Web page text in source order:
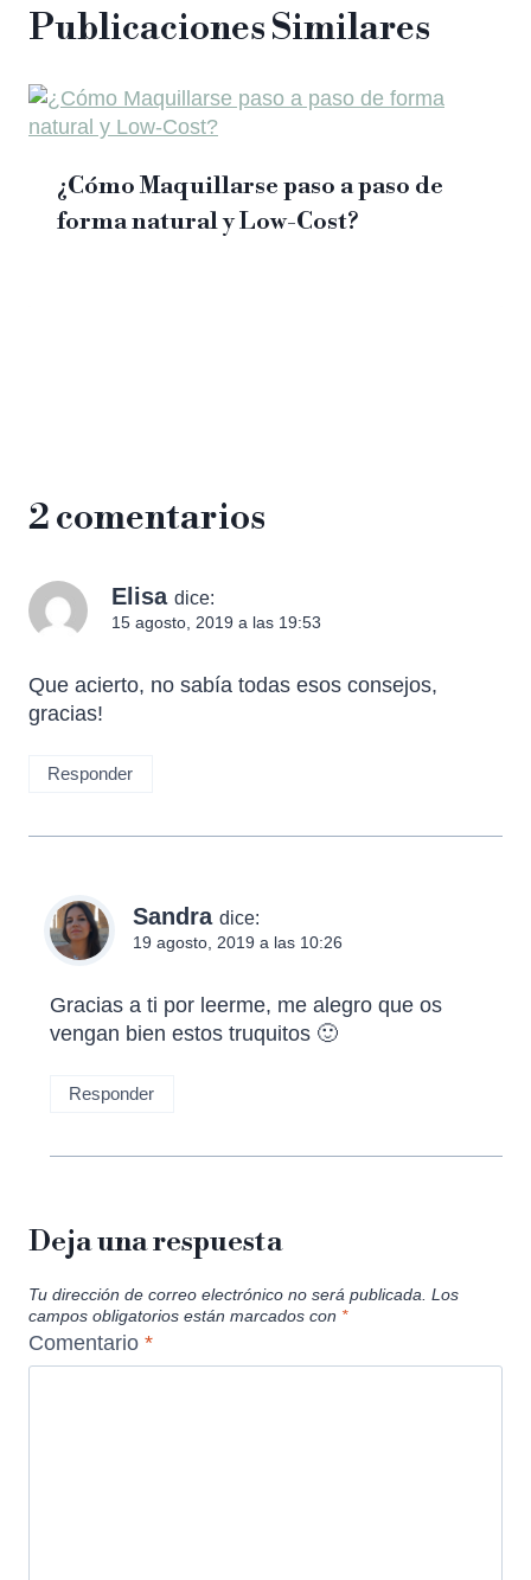
Publicaciones Similares
¿Cómo Maquillarse paso a paso de
forma natural y Low-Cost?
2 comentarios
Elisa dice:
15 agosto, 2019 a las 19:53
Que acierto, no sabía todas esos consejos,
gracias!
Responder
Sandra dice:
19 agosto, 2019 a las 10:26
Gracias a ti por leerme, me alegro que os
vengan bien estos truquitos 🙂
Responder
Deja una respuesta
Tu dirección de correo electrónico no será publicada. Los
campos obligatorios están marcados con *
Comentario *